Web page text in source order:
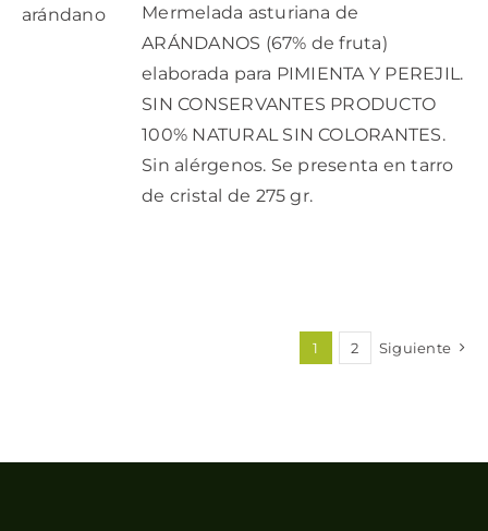
DETALLES
Mermelada asturiana de
ARÁNDANOS (67% de fruta)
elaborada para PIMIENTA Y PEREJIL.
SIN CONSERVANTES PRODUCTO
100% NATURAL SIN COLORANTES.
Sin alérgenos. Se presenta en tarro
de cristal de 275 gr.
1 2 Siguiente